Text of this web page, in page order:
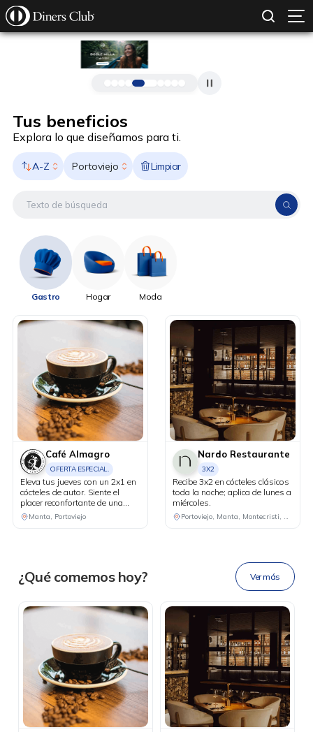
Pasar al contenido principal
Tus beneficios
Explora lo que diseñamos para ti.
A-Z Portoviejo Limpiar
Gastro Hogar Moda
Café Almagro
OFERTA ESPECIAL.
Eleva tus jueves con un 2x1 en
cócteles de autor. Siente el
placer reconfortante de una
bebida caliente de cortesía al
realizar compras iguales o
Manta, Portoviejo
Nardo Restaurante
3X2
Recibe 3x2 en cócteles clásicos
toda la noche; aplica de lunes a
miércoles.
Portoviejo, Manta, Montecristi, Chone
Ahora tus blu benefits
en una
sola app.
DESCÁRGALA
¿Qué comemos hoy? Ver más